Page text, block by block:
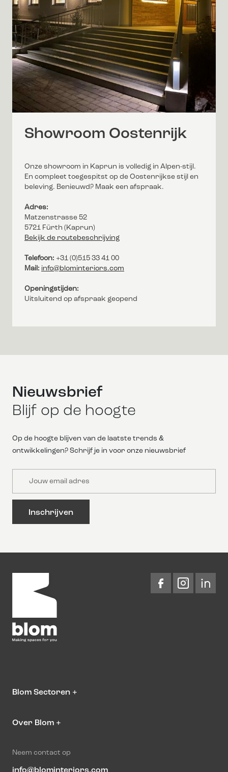
Showroom Oostenrijk
Onze showroom in Kaprun is volledig in Alpen-stijl.
En compleet toegespitst op de Oostenrijkse stijl en
beleving. Benieuwd? Maak een afspraak.
Adres:
Matzenstrasse 52
5721 Fürth (Kaprun)
Bekijk de routebeschrijving
Telefoon: +31 (0)515 33 41 00
Mail: info@blominteriors.com
Openingstijden:
Uitsluitend op afspraak geopend
Nieuwsbrief
Blijf op de hoogte
Op de hoogte blijven van de laatste trends &
ontwikkelingen? Schrijf je in voor onze nieuwsbrief
Blom Sectoren +
Over Blom +
Neem contact op
info@blominteriors.com